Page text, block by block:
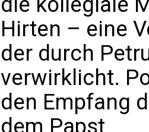
Hirten – eine
der durch
verwirklicht.
den Empfang
dem Papst